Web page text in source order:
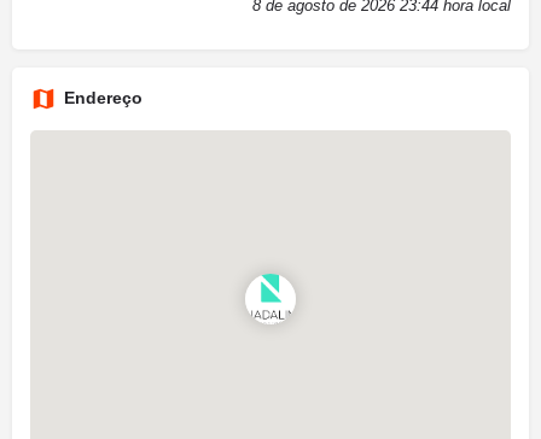
8 de agosto de 2026 23:44 hora local
Endereço